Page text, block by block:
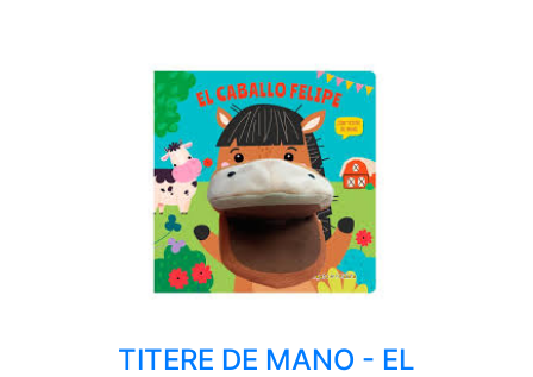
TITERE DE MANO - EL